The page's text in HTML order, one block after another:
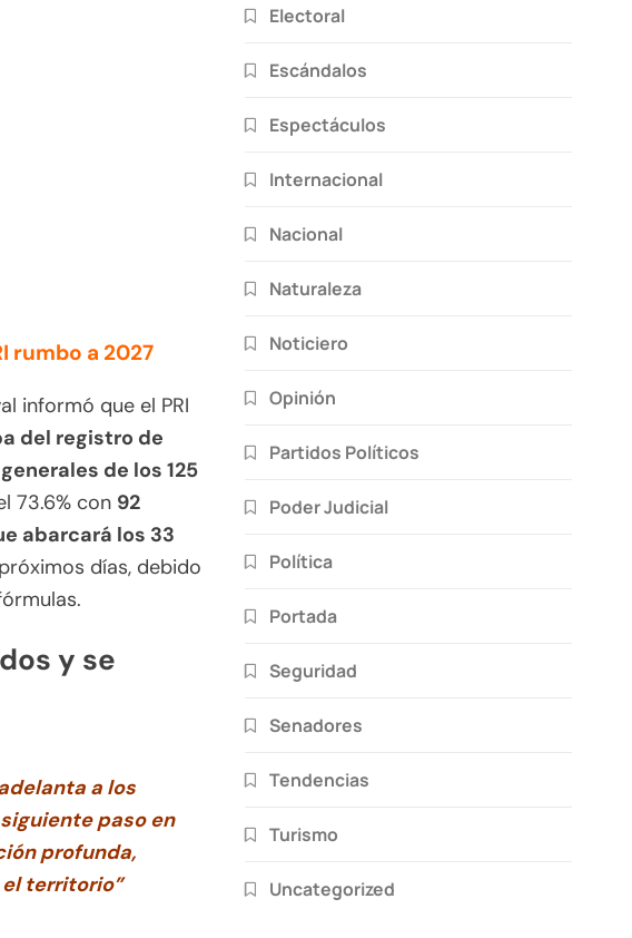
rumbo a 2027
informó que el PRI
del registro de
de los 125
73.6% con 92
abarcará los 33
días, debido
y se
a los
paso en
profunda,
territorio”
Electoral
Escándalos
Espectáculos
Internacional
Nacional
Naturaleza
Noticiero
Opinión
Partidos Políticos
Poder Judicial
Política
Portada
Seguridad
Senadores
Tendencias
Turismo
Uncategorized